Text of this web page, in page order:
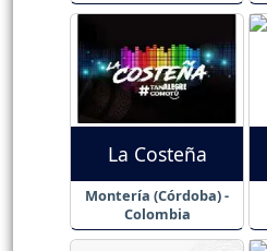
La Costeña
Montería (Córdoba) -
Colombia